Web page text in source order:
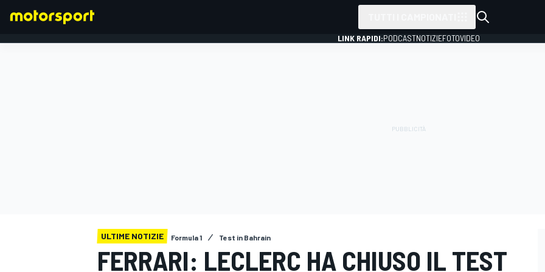
LINK RAPIDI:PODCASTNOTIZIEFOTOVIDEO
ULTIME NOTIZIE Formula 1 Test in Bahrain
FERRARI: LECLERC HA CHIUSO IL TEST